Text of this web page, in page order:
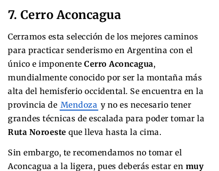
7. Cerro Aconcagua
Cerramos esta selección de los mejores caminos
para practicar senderismo en Argentina con el
único e imponente Cerro Aconcagua,
mundialmente conocido por ser la montaña más
alta del hemisferio occidental. Se encuentra en la
provincia de Mendoza y no es necesario tener
grandes técnicas de escalada para poder tomar la
Ruta Noroeste que lleva hasta la cima.
Sin embargo, te recomendamos no tomar el
Aconcagua a la ligera, pues deberás estar en muy